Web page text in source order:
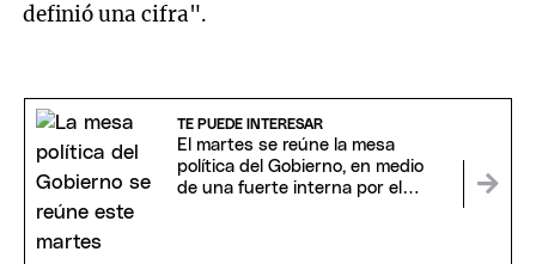
definió una cifra".
TE PUEDE INTERESAR
El martes se reúne la mesa
política del Gobierno, en medio
de una fuerte interna por el